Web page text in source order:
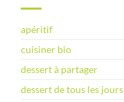
apéritif
cuisiner bio
dessert à partager
dessert de tous les jours